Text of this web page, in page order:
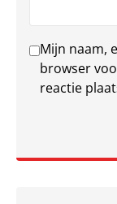
Mijn naam,
browser
reactie